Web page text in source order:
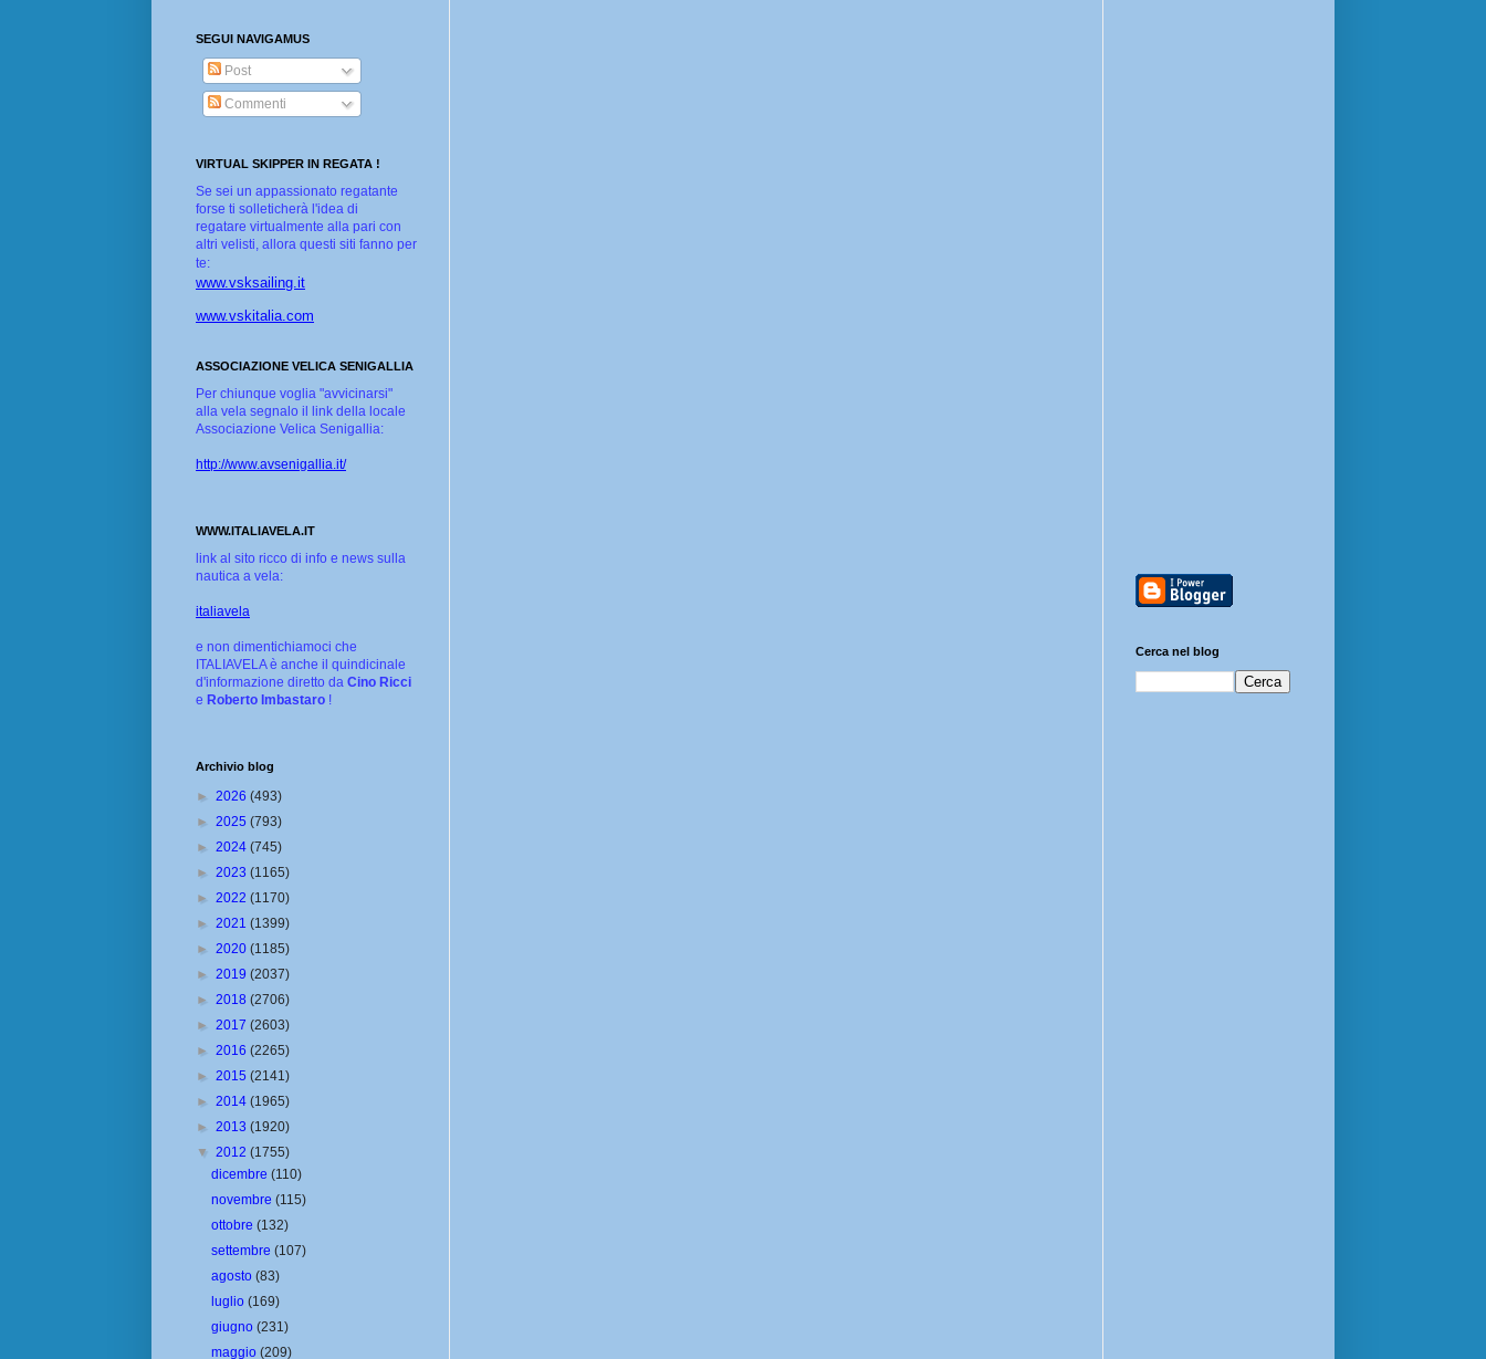
SEGUI NAVIGAMUS
Post
Commenti
VIRTUAL SKIPPER IN REGATA !
Se sei un appassionato regatante
forse ti solleticherà l'idea di
regatare virtualmente alla pari con
altri velisti, allora questi siti fanno per
te:
www.vsksailing.it
www.vskitalia.com
ASSOCIAZIONE VELICA SENIGALLIA
Per chiunque voglia "avvicinarsi"
alla vela segnalo il link della locale
Associazione Velica Senigallia:
http://www.avsenigallia.it/
WWW.ITALIAVELA.IT
link al sito ricco di info e news sulla
nautica a vela:
italiavela
e non dimentichiamoci che
ITALIAVELA è anche il quindicinale
d'informazione diretto da Cino Ricci
e Roberto Imbastaro !
Archivio blog
► 2026 (493)
► 2025 (793)
► 2024 (745)
► 2023 (1165)
► 2022 (1170)
► 2021 (1399)
► 2020 (1185)
► 2019 (2037)
► 2018 (2706)
► 2017 (2603)
► 2016 (2265)
► 2015 (2141)
► 2014 (1965)
► 2013 (1920)
▼ 2012 (1755)
dicembre(110)
novembre(115)
ottobre(132)
settembre(107)
agosto(83)
luglio(169)
giugno(231)
maggio(209)
Cerca nel blog